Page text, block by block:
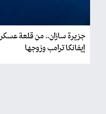
جزيرة سازان.. من قلعة
إيفانكا ترامب وزوجها